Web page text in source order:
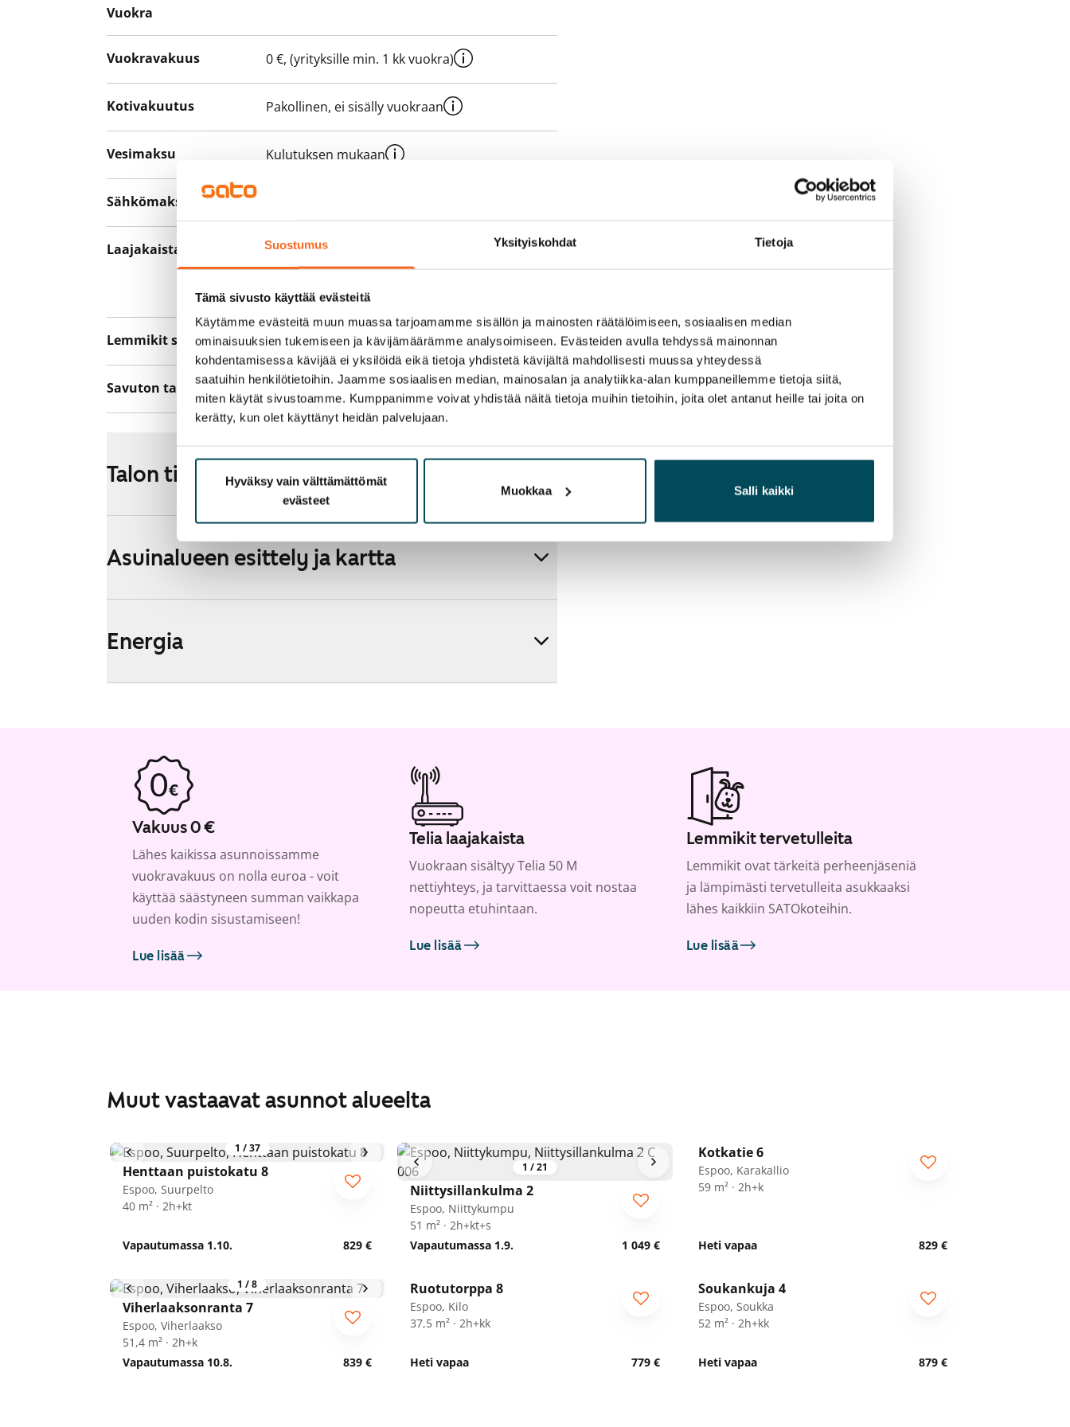
Suostumus Yksityiskohdat Tietoja
Tämä sivusto käyttää evästeitä
Käytämme evästeitä muun muassa tarjoamamme sisällön ja mainosten räätälöimiseen, sosiaalisen median
ominaisuuksien tukemiseen ja kävijämäärämme analysoimiseen. Evästeiden avulla tehdyssä mainonnan
kohdentamisessa kävijää ei yksilöidä eikä tietoja yhdistetä kävijältä mahdollisesti muussa yhteydessä
saatuihin henkilötietoihin. Jaamme sosiaalisen median, mainosalan ja analytiikka-alan kumppaneillemme tietoja siitä,
miten käytät sivustoamme. Kumppanimme voivat yhdistää näitä tietoja muihin tietoihin, joita olet antanut heille tai joita on
kerätty, kun olet käyttänyt heidän palvelujaan.
Hyväksy vain välttämättömät
evästeet
Muokkaa Salli kaikki
Vuokra
Vuokravakuus 0 €, (yrityksille min. 1 kk vuokra)
Kotivakuutus Pakollinen, ei sisälly vuokraan
Vesimaksu Kulutuksen mukaan
Sähkömaksu
Laajakaista
Vuokraan sisältyy 50 M laajakaistaliittymä. Voit
hankkia lisänopeutta etuhintaan ottamalla
yhteyttä operaattoriin Telia.
Lemmikit sallittu Kyllä
Savuton talo Kyllä
Talon tiedot
Asuinalueen esittely ja kartta
Energia
Vakuus 0 €
Lähes kaikissa asunnoissamme
vuokravakuus on nolla euroa - voit
käyttää säästyneen summan vaikkapa
uuden kodin sisustamiseen!
Lue lisää
Telia laajakaista
Vuokraan sisältyy Telia 50 M
nettiyhteys, ja tarvittaessa voit nostaa
nopeutta etuhintaan.
Lue lisää
Lemmikit tervetulleita
Lemmikit ovat tärkeitä perheenjäseniä
ja lämpimästi tervetulleita asukkaaksi
lähes kaikkiin SATOkoteihin.
Lue lisää
Muut vastaavat asunnot alueelta
1 /37
Henttaan puistokatu 8
Espoo, Suurpelto
40 m² · 2h+kt
Vapautumassa 1.10. 829 €
1 /21
Niittysillankulma 2
Espoo, Niittykumpu
51 m² · 2h+kt+s
Vapautumassa 1.9.
1 049 €
Kotkatie 6
Espoo, Karakallio
59 m² · 2h+k
Heti vapaa 829 €
1 /8
Viherlaaksonranta 7
Espoo, Viherlaakso
51,4 m² · 2h+k
Vapautumassa 10.8.
839 €
Ruotutorppa 8
Espoo, Kilo
37,5 m² · 2h+kk
Heti vapaa 779 €
Seniorille
Soukankuja 4
Espoo, Soukka
52 m² · 2h+kk
Heti vapaa 879 €